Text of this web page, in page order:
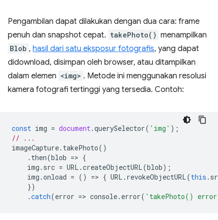
Pengambilan dapat dilakukan dengan dua cara: frame
penuh dan snapshot cepat. takePhoto() menampilkan
Blob , hasil dari satu eksposur fotografis, yang dapat
didownload, disimpan oleh browser, atau ditampilkan
dalam elemen <img> . Metode ini menggunakan resolusi
kamera fotografi tertinggi yang tersedia. Contoh:
const img = document.querySelector( 'img' );
// ...
imageCapture. takePhoto()
. then(blob => {
img . src = URL .createObjectURL(blob);
img .onload = () => { URL . revokeObjectURL(this .
})
.catch(error => console. error( 'takePhoto()